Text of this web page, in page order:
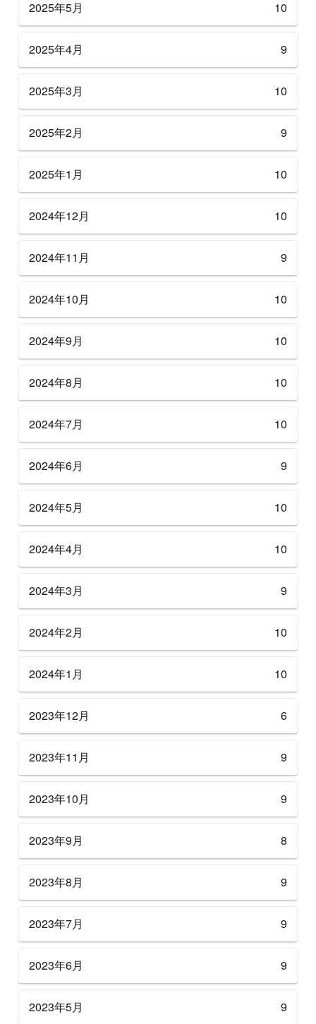
2025年5月 10
2025年4月 9
2025年3月 10
2025年2月 9
2025年1月 10
2024年12月 10
2024年11月 9
2024年10月 10
2024年9月 10
2024年8月 10
2024年7月 10
2024年6月 9
2024年5月 10
2024年4月 10
2024年3月 9
2024年2月 10
2024年1月 10
2023年12月 6
2023年11月 9
2023年10月 9
2023年9月 8
2023年8月 9
2023年7月 9
2023年6月 9
2023年5月 9